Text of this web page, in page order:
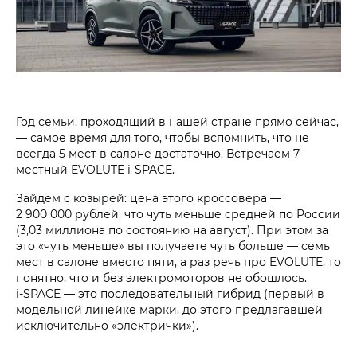
Год семьи, проходящий в нашей стране прямо сейчас,
— самое время для того, чтобы вспомнить, что не
всегда 5 мест в салоне достаточно. Встречаем 7-
местный EVOLUTE i‑SPACE.
Зайдем с козырей: цена этого кроссо­вера —
2 900 000 рублей, что чуть меньше средней по России
(3,03 миллион­а по состояни­ю на август). При этом за
это «чуть меньше» вы получаете чуть больше — семь
мест в салоне вместо пяти, а раз речь про EVOLUTE, то
понятно, что и без электромоторов не обошлось.
i‑SPACE — это последовательный гибрид (первый в
модельной линейке марки, до этого предлагав­шей
исключительно «электрички»).